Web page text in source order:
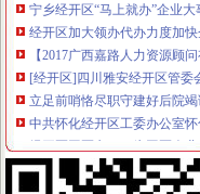
经开区加大领办代办力度加
【2017广西嘉路人力资源顾
[经开区]四川雅安经开区管
立足前哨恪尽职守建好后院
中共怀化经开区工委办公室
经开区园区办——为园区企业
格力电器（合肥）有限公司经
（受理）暂定资质新办（重
宁乡经开区：“马上就办”造高